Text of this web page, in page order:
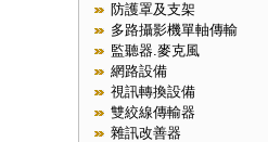
防護罩及支架
多路攝影機單軸傳輸
監聽器.麥克風
網路設備
視訊轉換設備
雙絞線傳輸器
雜訊改善器